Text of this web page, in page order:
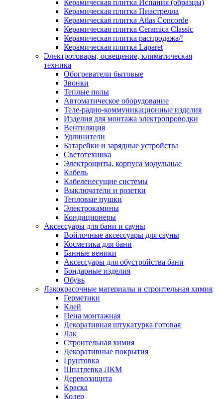
Керамическая плитка Испания (образцы)
Керамическая плитка Пиастрелла
Керамическая плитка Atlas Concorde
Керамическая плитка Ceramica Classic
Керамическая плитка распродажа/!
Керамическая плитка Laparet
Электротовары, освещение, климатическая
техника
Обогреватели бытовые
Звонки
Теплые полы
Автоматическое оборудование
Теле-радио-коммуникационные изделия
Изделия для монтажа электропроводки
Вентиляция
Удлинители
Батарейки и зарядные устройства
Светотехника
Электрощиты, корпуса модульные
Кабель
Кабеленесущие системы
Выключатели и розетки
Тепловые пушки
Электрокамины
Кондиционеры
Аксессуары для бани и сауны
Войлочные аксессуары для сауны
Косметика для бани
Банные веники
Аксессуары для обустройства бани
Бондарные изделия
Обувь
Лакокрасочные материалы и строительная химия
Герметики
Клей
Пена монтажная
Декоративная штукатурка готовая
Лак
Строительная химия
Декоративные покрытия
Грунтовка
Шпатлевка ЛКМ
Деревозащита
Краска
Колер